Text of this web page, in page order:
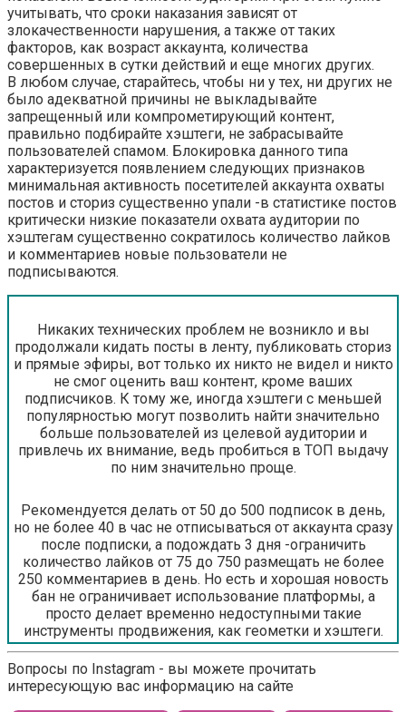
учитывать, что сроки наказания зависят от
злокачественности нарушения, а также от таких
факторов, как возраст аккаунта, количества
совершенных в сутки действий и еще многих других.
В любом случае, старайтесь, чтобы ни у тех, ни других не
было адекватной причины не выкладывайте
запрещенный или компрометирующий контент,
правильно подбирайте хэштеги, не забрасывайте
пользователей спамом. Блокировка данного типа
характеризуется появлением следующих признаков
минимальная активность посетителей аккаунта охваты
постов и сториз существенно упали -в статистике постов
критически низкие показатели охвата аудитории по
хэштегам существенно сократилось количество лайков
и комментариев новые пользователи не
подписываются.
Никаких технических проблем не возникло и вы
продолжали кидать посты в ленту, публиковать сториз
и прямые эфиры, вот только их никто не видел и никто
не смог оценить ваш контент, кроме ваших
подписчиков. К тому же, иногда хэштеги с меньшей
популярностью могут позволить найти значительно
больше пользователей из целевой аудитории и
привлечь их внимание, ведь пробиться в ТОП выдачу
по ним значительно проще.
Рекомендуется делать от 50 до 500 подписок в день,
но не более 40 в час не отписываться от аккаунта сразу
после подписки, а подождать 3 дня -ограничить
количество лайков от 75 до 750 размещать не более
250 комментариев в день. Но есть и хорошая новость
бан не ограничивает использование платформы, а
просто делает временно недоступными такие
инструменты продвижения, как геометки и хэштеги.
Вопросы по Instagram - вы можете прочитать
интересующую вас информацию на сайте